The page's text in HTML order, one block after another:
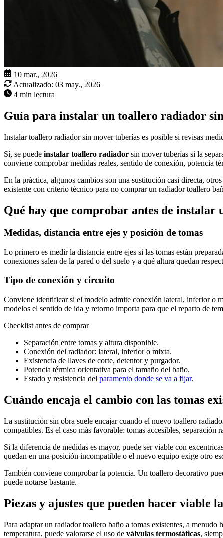
10 mar., 2026
Actualizado: 03 may., 2026
4 min lectura
Guía para instalar un toallero radiador
Instalar toallero radiador sin mover tuberías es posible si revisas
Sí, se puede instalar toallero radiador sin mover tuberías si la
conviene comprobar medidas reales, sentido de conexión, potencia
En la práctica, algunos cambios son una sustitución casi directa,
existente con criterio técnico para no comprar un radiador toallero
Qué hay que comprobar antes de
Medidas, distancia entre ejes y posición de tomas
Lo primero es medir la distancia entre ejes si las tomas están
conexiones salen de la pared o del suelo y a qué altura quedan
Tipo de conexión y circuito
Conviene identificar si el modelo admite conexión lateral, inferior o
modelos el sentido de ida y retorno importa para que el reparto de
Checklist antes de comprar
Separación entre tomas y altura disponible.
Conexión del radiador: lateral, inferior o mixta.
Existencia de llaves de corte, detentor y purgador.
Potencia térmica orientativa para el tamaño del baño.
Estado y resistencia del paramento donde se va a fijar.
Cuándo encaja el cambio con las tomas
La sustitución sin obra suele encajar cuando el nuevo toallero
compatibles. Es el caso más favorable: tomas accesibles, separación
Si la diferencia de medidas es mayor, puede ser viable con
quedan en una posición incompatible o el nuevo equipo exige otro
También conviene comprobar la potencia. Un toallero decorativo
puede notarse bastante.
Piezas y ajustes que pueden hacer viable
Para adaptar un radiador toallero baño a tomas existentes, a
temperatura, puede valorarse el uso de válvulas termostáticas,